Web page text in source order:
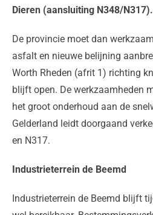
Dieren (aansluiting N348/N317).
De provincie moet dan
asfalt en nieuwe belijning
Worth Rheden (afrit 1) richting
blijft open. De werkzaamheden
het groot onderhoud aan de
Gelderland leidt doorgaand
en N317.
Industrieterrein de Beemd
Industrieterrein de Beemd blijft